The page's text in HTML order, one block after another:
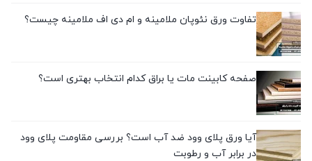
تفاوت ورق نئوپان ملامینه و ام دی اف ملامینه چیست؟
صفحه کابینت مات یا براق کدام انتخاب بهتری است؟
آیا ورق پلای وود ضد آب است؟ بررسی مقاومت پلای وود
در برابر آب و رطوبت